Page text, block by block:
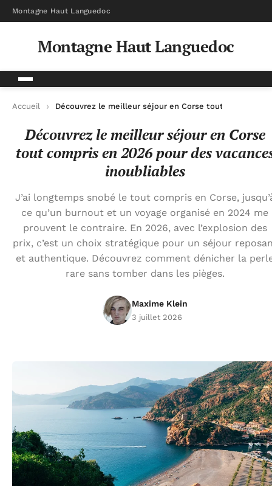
Montagne Haut Languedoc
Montagne Haut Languedoc
Accueil Découvrez le meilleur séjour en Corse tout compris
Découvrez le meilleur séjour en Corse
tout compris en 2026 pour des
inoubliables
J’ai longtemps snobé le tout compris en Corse,
ce qu’un burnout et un voyage organisé en 2024 me
prouvent le contraire. En 2026, avec l’explosion des
prix, c’est un choix stratégique pour un séjour
et authentique. Découvrez comment dénicher la
rare sans tomber dans les pièges.
Maxime Klein
3 juillet 2026